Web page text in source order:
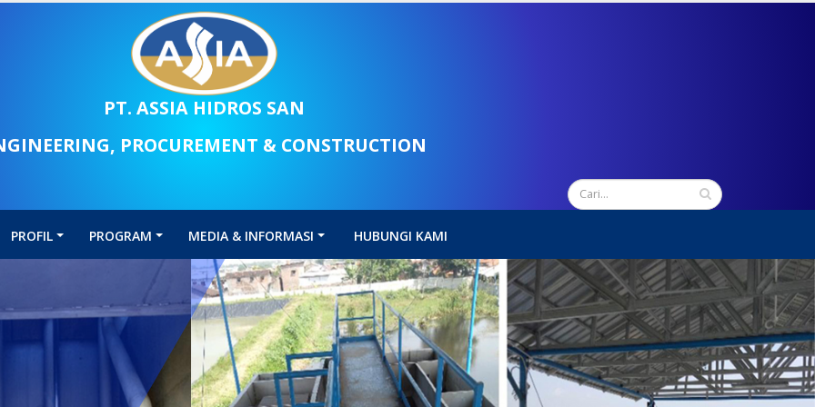
PT. ASSIA HIDROS SAN
PROCUREMENT & CONSTRUCTION
PROFIL PROGRAM MEDIA & INFORMASI HUBUNGI KAMI